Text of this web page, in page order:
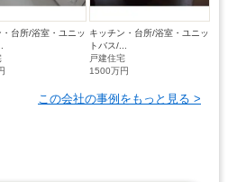
・台所/浴室・ユニッ キッチン・台所/浴室・ユニッ
トバス/...
戸建住宅
1500万円
この会社の事例をもっと見る >